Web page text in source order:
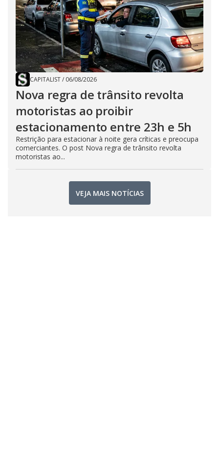
CAPITALIST/ 06/08/2026
Nova regra de trânsito revolta
motoristas ao proibir
estacionamento entre 23h e 5h
Restrição para estacionar à noite gera críticas e preocupa
comerciantes. O post Nova regra de trânsito revolta
motoristas ao...
VEJA MAIS NOTÍCIAS